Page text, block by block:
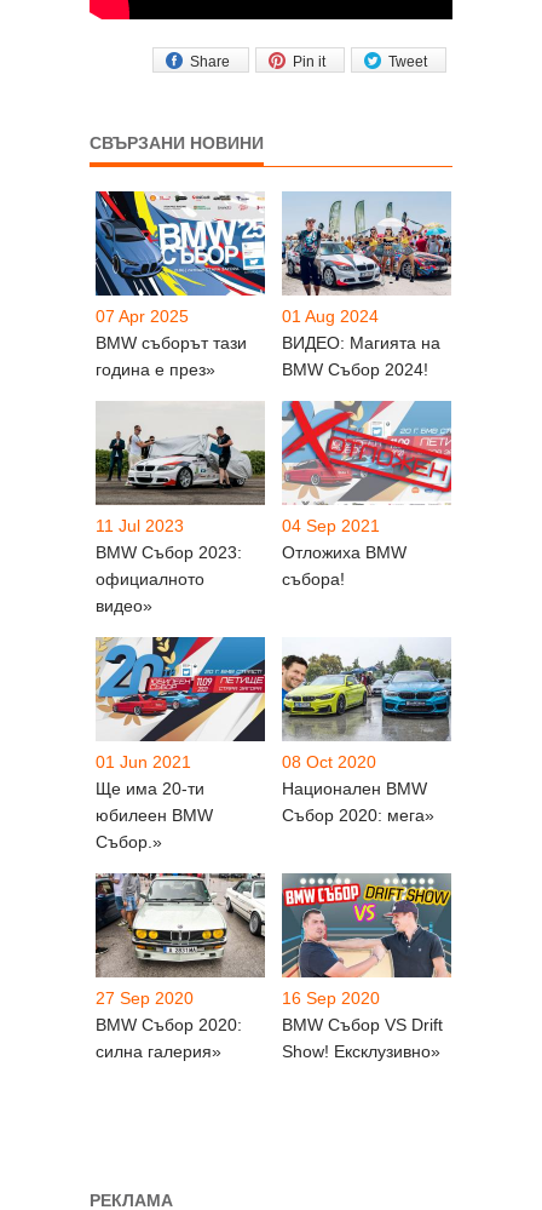
Tweet
Pin it
Share
СВЪРЗАНИ НОВИНИ
07 Apr 2025
BMW съборът тази
година е през»
01 Aug 2024
ВИДЕО: Магията на
BMW Събор 2024!
11 Jul 2023
BMW Събор 2023:
официалното
видео»
04 Sep 2021
Отложиха BMW
събора!
01 Jun 2021
Ще има 20-ти
юбилеен BMW
Събор.»
08 Oct 2020
Национален BMW
Събор 2020: мега»
27 Sep 2020
BMW Събор 2020:
силна галерия»
16 Sep 2020
BMW Събор VS Drift
Show! Ексклузивно»
РЕКЛАМА